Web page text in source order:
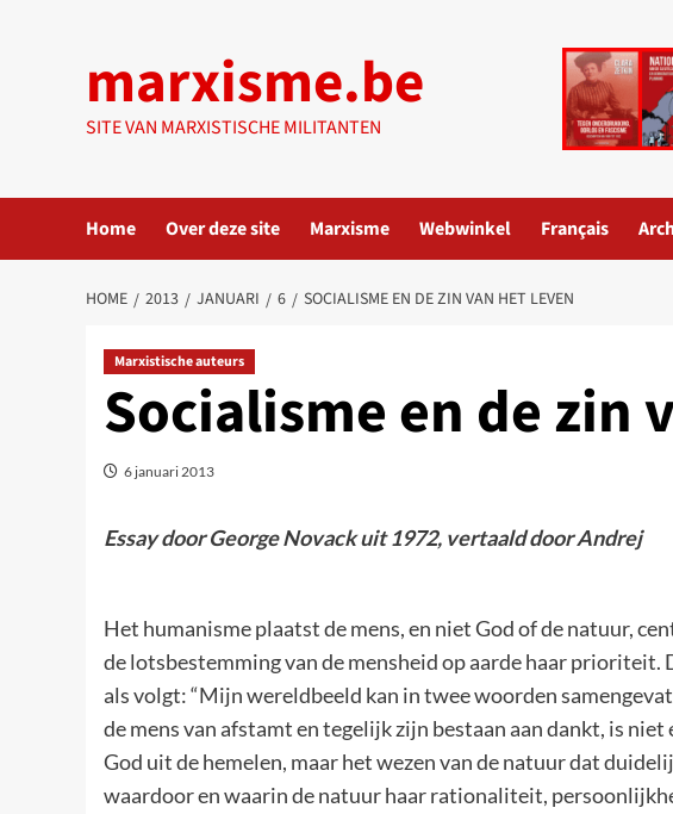
marxisme.be
SITE VAN MARXISTISCHE MILITANTEN
Home Over deze site Marxisme Webwinkel Français
HOME 2013 JANUARI 6 SOCIALISME EN DE ZIN VAN HET LEVEN
Marxistische auteurs
Socialisme en de zin
6 januari 2013
Essay door George Novack uit 1972, vertaald door Andrej
Het humanisme plaatst de mens, en niet God of de natuur,
de lotsbestemming van de mensheid op aarde haar
als volgt: “Mijn wereldbeeld kan in twee woorden
de mens van afstamt en tegelijk zijn bestaan aan dankt, is
God uit de hemelen, maar het wezen van de natuur dat
waardoor en waarin de natuur haar rationaliteit,